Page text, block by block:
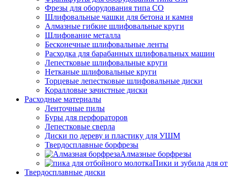
Фрезы для оборудования типа СО
Шлифовальные чашки для бетона и камня
Алмазные гибкие шлифовальные круги
Шлифование металла
Бесконечные шлифовальные ленты
Расходка для барабанных шлифовальных машин
Лепестковые шлифовальные круги
Нетканые шлифовальные круги
Торцевые лепестковые шлифовальные диски
Коралловые зачистные диски
Расходные материалы
Ленточные пилы
Буры для перфораторов
Лепестковые сверла
Диски по дереву и пластику для УШМ
Твердосплавные борфрезы
Алмазные борфрезы
Пики и зубила для
Твердосплавные диски